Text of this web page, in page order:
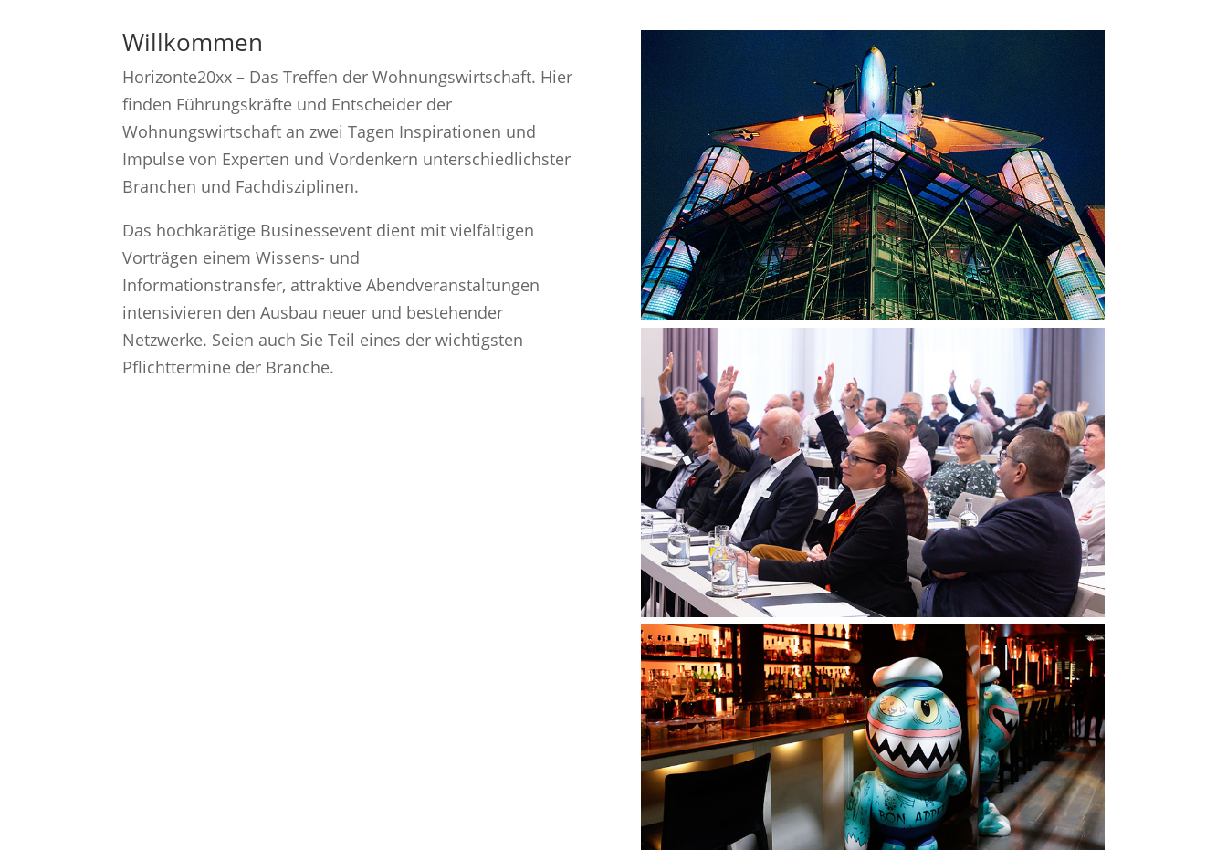
Willkommen
Horizonte20xx – Das Treffen der Wohnungswirtschaft. Hier
finden Führungskräfte und Entscheider der
Wohnungswirtschaft an zwei Tagen Inspirationen und
Impulse von Experten und Vordenkern unterschiedlichster
Branchen und Fachdisziplinen.
Das hochkarätige Businessevent dient mit vielfältigen
Vorträgen einem Wissens- und
Informationstransfer, attraktive Abendveranstaltungen
intensivieren den Ausbau neuer und bestehender
Netzwerke. Seien auch Sie Teil eines der wichtigsten
Pflichttermine der Branche.